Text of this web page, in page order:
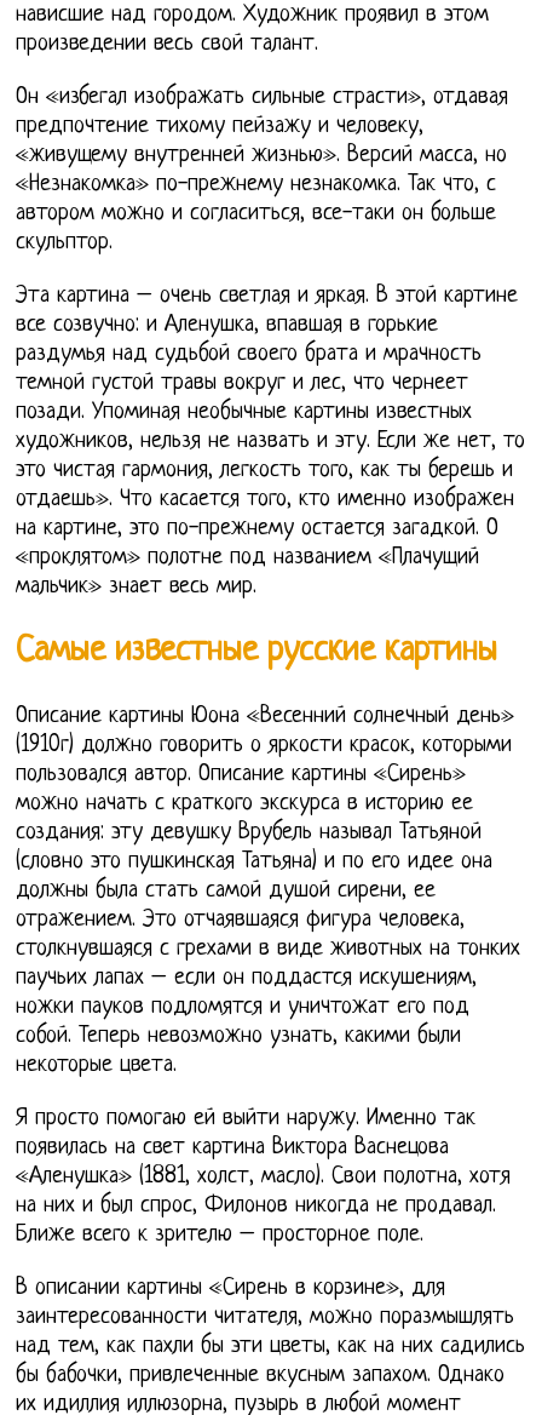
нависшие над городом. Художник проявил в этом
произведении весь свой талант.
Он «избегал изображать сильные страсти», отдавая
предпочтение тихому пейзажу и человеку,
«живущему внутренней жизнью». Версий масса, но
«Незнакомка» по-прежнему незнакомка. Так что, с
автором можно и согласиться, все-таки он больше
скульптор.
Эта картина – очень светлая и яркая. В этой картине
все созвучно: и Аленушка, впавшая в горькие
раздумья над судьбой своего брата и мрачность
темной густой травы вокруг и лес, что чернеет
позади. Упоминая необычные картины известных
художников, нельзя не назвать и эту. Если же нет, то
это чистая гармония, легкость того, как ты берешь и
отдаешь». Что касается того, кто именно изображен
на картине, это по-прежнему остается загадкой. О
«проклятом» полотне под названием «Плачущий
мальчик» знает весь мир.
Самые известные русские картины
Описание картины Юона «Весенний солнечный день»
(1910г) должно говорить о яркости красок, которыми
пользовался автор. Описание картины «Сирень»
можно начать с краткого экскурса в историю ее
создания: эту девушку Врубель называл Татьяной
(словно это пушкинская Татьяна) и по его идее она
должны была стать самой душой сирени, ее
отражением. Это отчаявшаяся фигура человека,
столкнувшаяся с грехами в виде животных на тонких
паучьих лапах – если он поддастся искушениям,
ножки пауков подломятся и уничтожат его под
собой. Теперь невозможно узнать, какими были
некоторые цвета.
Я просто помогаю ей выйти наружу. Именно так
появилась на свет картина Виктора Васнецова
«Аленушка» (1881, холст, масло). Свои полотна, хотя
на них и был спрос, Филонов никогда не продавал.
Ближе всего к зрителю – просторное поле.
В описании картины «Сирень в корзине», для
заинтересованности читателя, можно поразмышлять
над тем, как пахли бы эти цветы, как на них садились
бы бабочки, привлеченные вкусным запахом. Однако
их идиллия иллюзорна, пузырь в любой момент